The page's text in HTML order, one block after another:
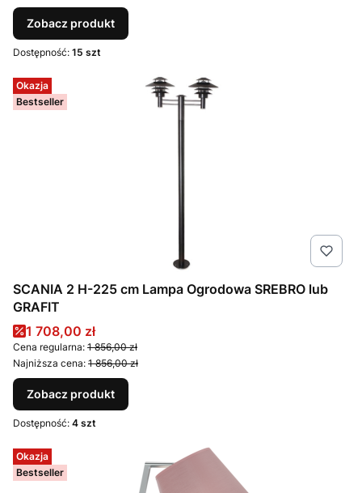
Zobacz produkt
Dostępność: 15 szt
Okazja
Bestseller
SCANIA 2 H-225 cm Lampa Ogrodowa SREBRO lub
GRAFIT
Cena promocyjna
1 708,00 zł
Cena regularna: 1 856,00 zł
Najniższa cena: 1 856,00 zł
Zobacz produkt
Dostępność: 4 szt
Okazja
Bestseller